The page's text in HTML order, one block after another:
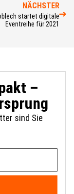
NÄCHSTER
startet digitale
Eventreihe für 2021
–
sind Sie